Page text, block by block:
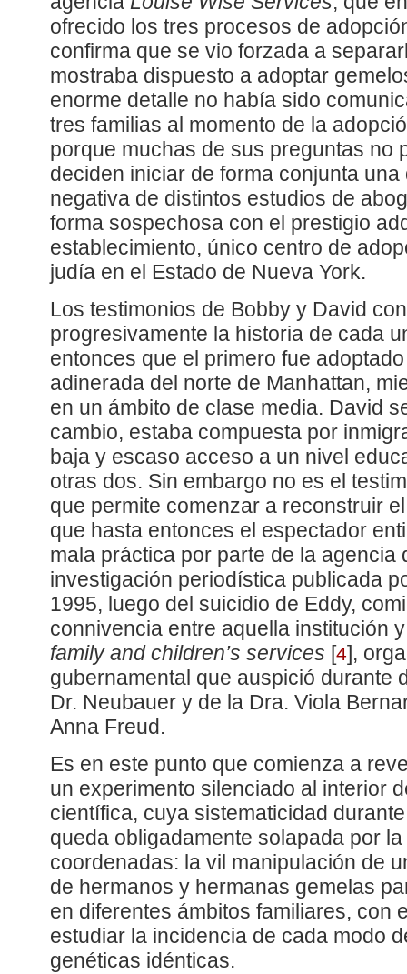
ofrecido los tres procesos de
confirma que se vio forzada a
mostraba dispuesto a adoptar
enorme detalle no había sido
tres familias al momento de la
porque muchas de sus preguntas no
deciden iniciar de forma conjunta
negativa de distintos estudios de
forma sospechosa con el prestigio
establecimiento, único centro de
judía en el Estado de Nueva York.
Los testimonios de Bobby y David
progresivamente la historia de cada
entonces que el primero fue
adinerada del norte de Manhattan,
en un ámbito de clase media. David
cambio, estaba compuesta por
baja y escaso acceso a un nivel
otras dos. Sin embargo no es el
que permite comenzar a reconstruir
que hasta entonces el espectador
mala práctica por parte de la agencia
investigación periodística publicada
1995, luego del suicidio de Eddy,
connivencia entre aquella institución
family and children’s services [4] ,
gubernamental que auspició durante
Dr. Neubauer y de la Dra. Viola
Anna Freud.
Es en este punto que comienza a
un experimento silenciado al interior
científica, cuya sistematicidad
queda obligadamente solapada por
coordenadas: la vil manipulación de
de hermanos y hermanas gemelas
en diferentes ámbitos familiares, con
estudiar la incidencia de cada modo
genéticas idénticas.